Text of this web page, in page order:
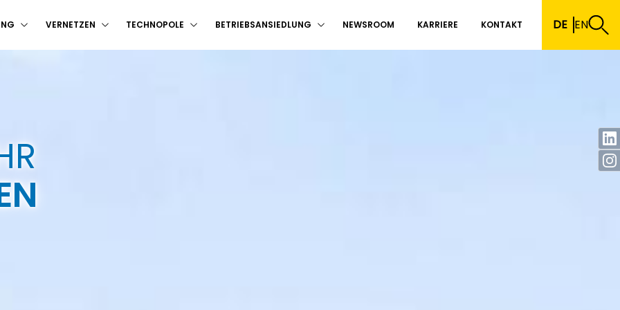
VERNETZEN TECHNOPOLE BETRIEBSANSIEDLUNG NEWSROOM KARRIERE KONTAKT DE EN